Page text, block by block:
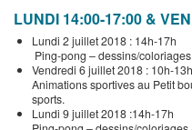
LUNDI 14:00-17:00 &
Lundi 2 juillet 2018 : 14h-17h
Ping-pong – dessins/
Vendredi 6 juillet 2018 : 10h-13h
Animations sportives au Petit
sports.
Lundi 9 juillet 2018 :14h-17h